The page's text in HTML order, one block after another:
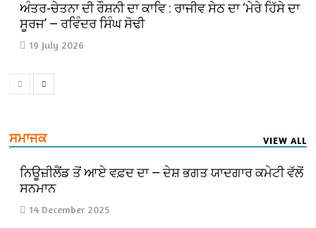
ਅੰਤਰ-ਚੇਤਨਾ ਦੀ ਰੌਸ਼ਨੀ ਦਾ ਕਾਵਿ : ਰਾਜੀਵ ਸੇਠ ਦਾ ‘ਮੇਰੇ ਹਿੱਸੇ ਦਾ
ਸੂਰਜ’ — ਰਵਿੰਦਰ ਸਿੰਘ ਸੋਢੀ
19 July 2026
ਸਮਾਜਕ VIEW ALL
ਨਿਊਜ਼ੀਲੈਂਡ ਤੋਂ ਆਏ ਵਫ਼ਦ ਦਾ — ਦੇਸ਼ ਭਗਤ ਯਾਦਗਾਰ ਕਮੇਟੀ ਵੱਲੋਂ
ਸਨਮਾਨ
14 December 2025